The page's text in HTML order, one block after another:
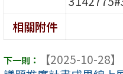
相關附件
【2025-10-28】